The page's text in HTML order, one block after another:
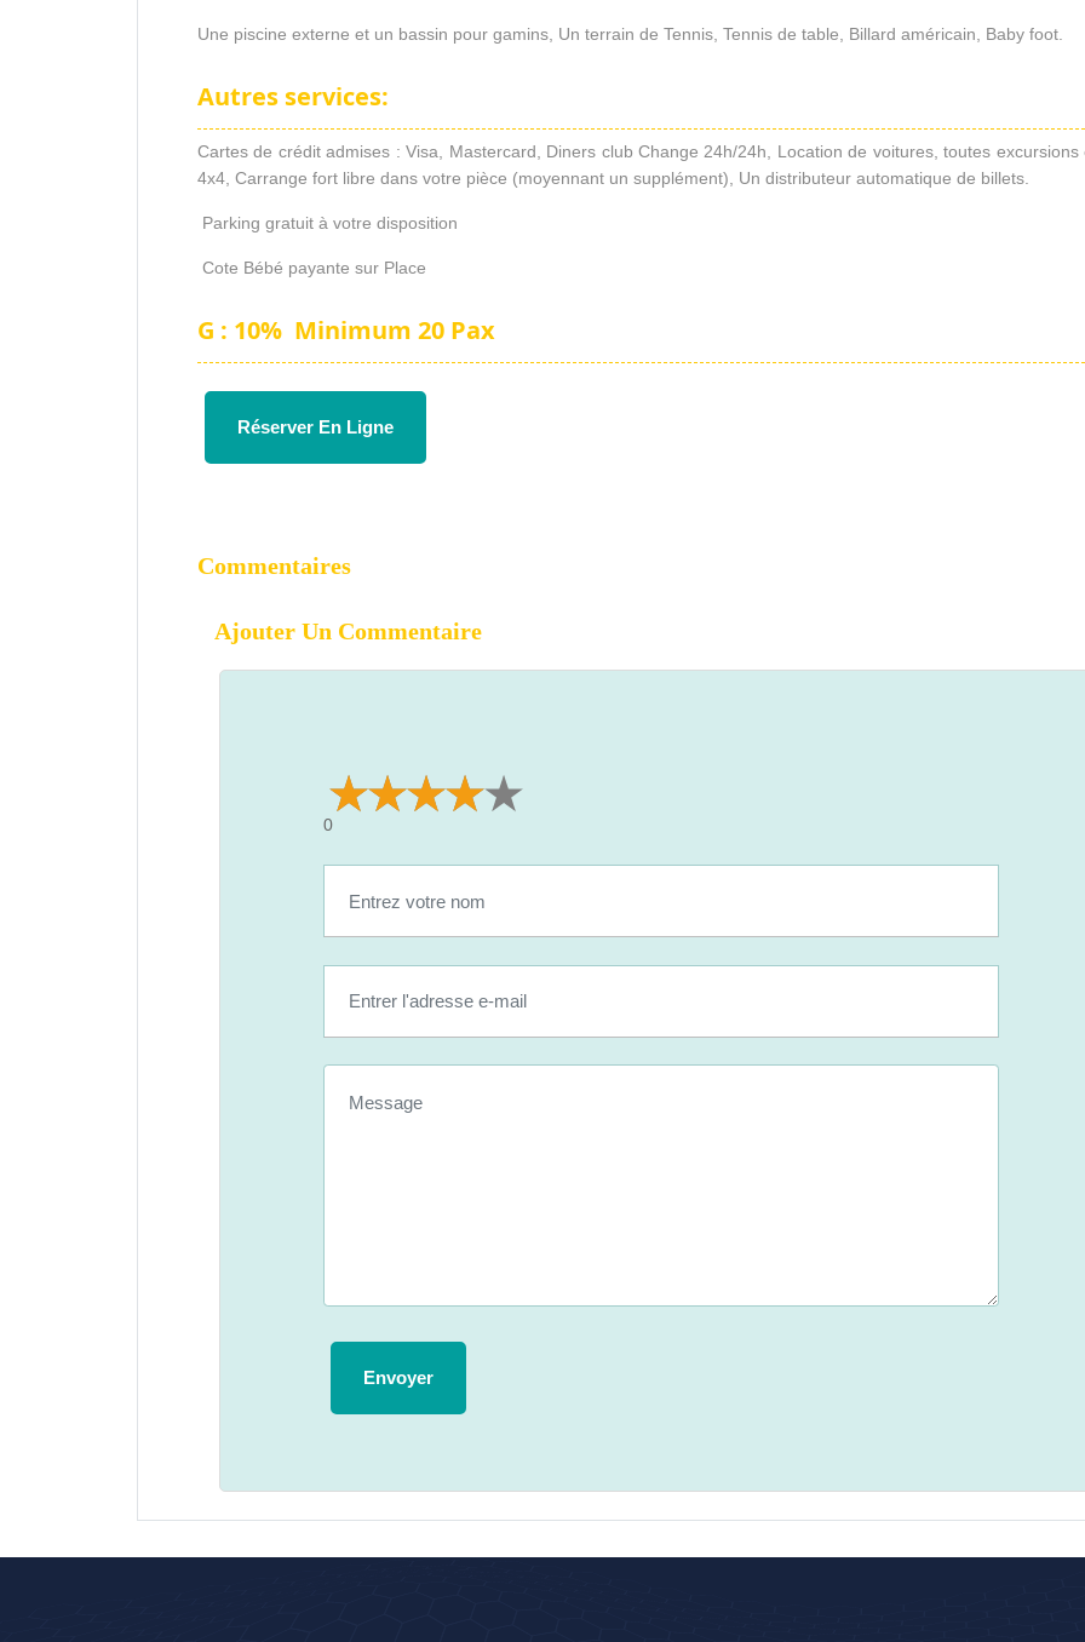
Une piscine externe et un bassin pour gamins, Un terrain de Tennis, Tennis de table, Billard américain, Baby foot.
Autres services:
Cartes de crédit admises : Visa, Mastercard, Diners club Change 24h/24h, Location de voitures, toutes excursions
4x4, Carrange fort libre dans votre pièce (moyennant un supplément), Un distributeur automatique de billets.
Parking gratuit à votre disposition
Cote Bébé payante sur Place
G : 10% Minimum 20 Pax
Réserver En Ligne
Commentaires
Ajouter Un Commentaire
0
Envoyer